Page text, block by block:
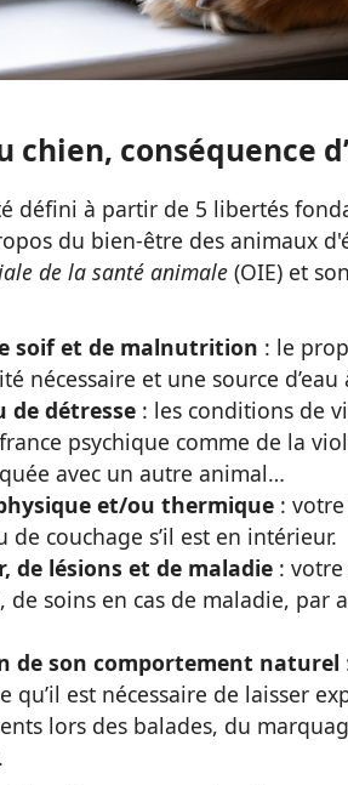
chien, conséquence
défini à partir de 5 libertés
du bien-être des animaux
de la santé animale (OIE) et
soif et de malnutrition : le
nécessaire et une source d’eau
de détresse : les conditions de
psychique comme de la
avec un autre animal…
et/ou thermique :
de couchage s’il est en intérieur.
de lésions et de maladie :
de soins en cas de maladie,
de son comportement naturel
qu’il est nécessaire de laisser
lors des balades, du